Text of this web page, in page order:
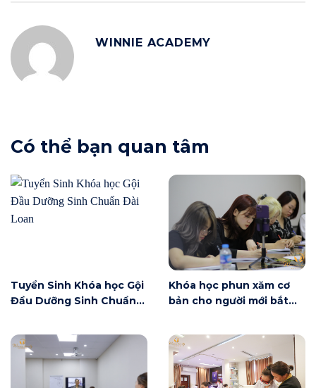
WINNIE ACADEMY
Có thể bạn quan tâm
Tuyển Sinh Khóa học Gội
Đầu Dưỡng Sinh Chuẩn
Khóa học phun xăm cơ
bản cho người mới bắt
có gì?